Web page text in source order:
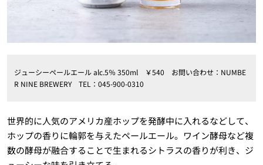
ジューシーペールエール alc.5％ 350ml ￥540 お問い合わせ：NUMBE
R NINE BREWERY TEL：045-900-0310
世界的に人気のアメリカ産ホップを発酵中に入れるなどして、
ホップの香りに輪郭を与えたペールエール。ワイン酵母など複
数の酵母が融合することで生まれるシトラスの香りが利き、ジ